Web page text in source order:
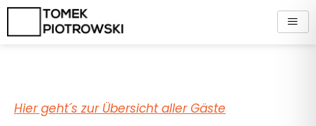
Zum
springen
Hier geht´s zur Übersicht aller Gäste